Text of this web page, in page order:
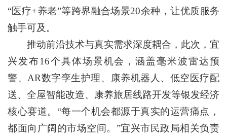
“医疗+养老”等跨界融合场景20余种，让优质服务
触手可及。
推动前沿技术与真实需求深度耦合，此次，宜
兴发布16个具体场景机会，涵盖毫米波雷达预
警、AR数字孪生护理、康养机器人、低空医疗配
送、全屋智能改造、康养旅居线路开发等银发经济
核心赛道。“每一个机会都源于真实的运营痛点，
都面向广阔的市场空间。”宜兴市民政局相关负责